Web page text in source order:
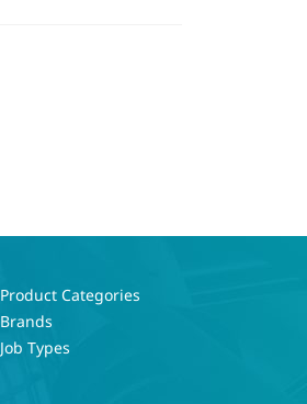
Product Categories
Brands
Job Types